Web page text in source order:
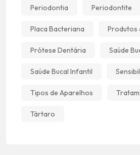
Periodontia Periodontite
Placa Bacteriana Produtos
Prótese Dentária Saúde
Saúde Bucal Infantil
Tipos de Aparelhos
Tártaro